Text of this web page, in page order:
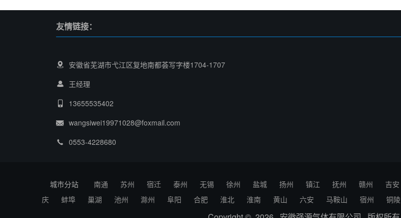
友情链接：
安徽省芜湖市弋江区复地南都荟写字楼1704-1707
王经理
13655535402
wangsiwei19971028@foxmail.com
0553-4228680
城市分站 南通 苏州 宿迁 泰州 无锡 徐州 盐城 扬州 镇江 抚州 赣州 吉安
庆
蚌埠 巢湖 池州 滁州 阜阳 合肥 淮北 淮南 黄山 六安 马鞍山 宿州 铜陵